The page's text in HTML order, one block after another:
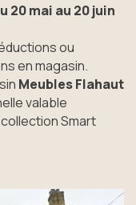
20 mai au 20 juin
ou
en magasin.
Meubles Flahaut
valable
Smart